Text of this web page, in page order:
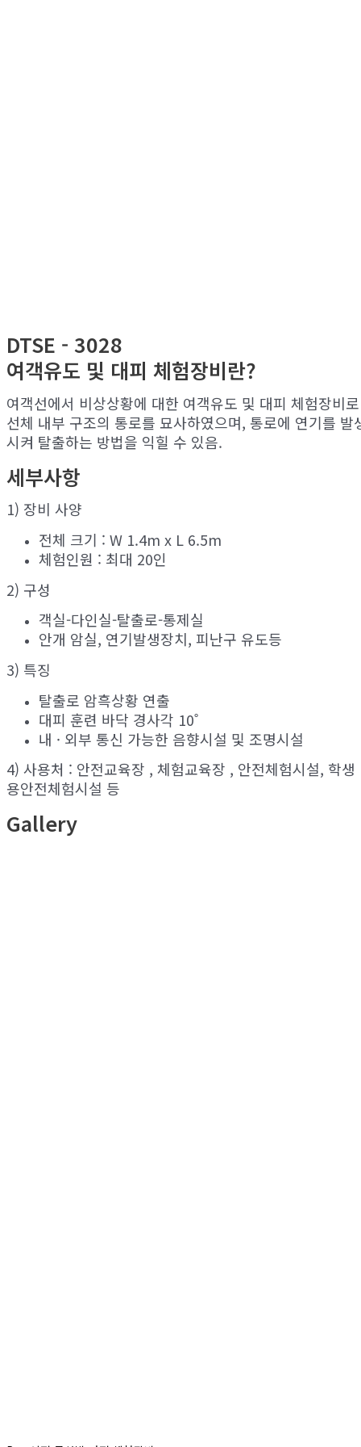
DTSE - 3028
여객유도 및 대피 체험장비란?
여객선에서 비상상황에 대한 여객유도 및 대피 체험장비로
선체 내부 구조의 통로를 묘사하였으며, 통로에 연기를 발
시켜 탈출하는 방법을 익힐 수 있음.
세부사항
1) 장비 사양
전체 크기 : W 1.4m x L 6.5m
체험인원 : 최대 20인
2) 구성
객실-다인실-탈출로-통제실
안개 암실, 연기발생장치, 피난구 유도등
3) 특징
탈출로 암흑상황 연출
대피 훈련 바닥 경사각 10˚
내 · 외부 통신 가능한 음향시설 및 조명시설
4) 사용처 : 안전교육장 , 체험교육장 , 안전체험시설, 학생
용안전체험시설 등
Gallery